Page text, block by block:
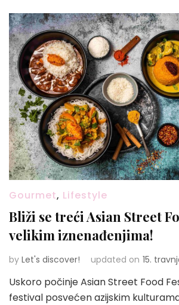
Gourmet, Lifestyle
Bliži se treći Asian Street
velikim iznenađenjima!
by Let's discover! updated on 15.
Uskoro počinje Asian Street Food
festival posvećen azijskim